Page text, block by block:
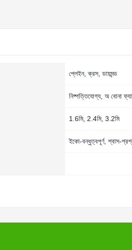
প্লেইন, ক্রস, ডায়মন্ড
নিষ্পত্তিযোগ্য, অ বোনা
1.6মি, 2.4মি, 3.2মি
ইকো-বন্ধুত্বপূর্ণ, শ্বাস-